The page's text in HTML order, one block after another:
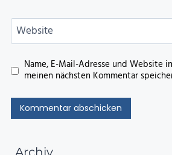
Website
Name, E-Mail-Adresse und Website
meinen nächsten Kommentar
Archiv